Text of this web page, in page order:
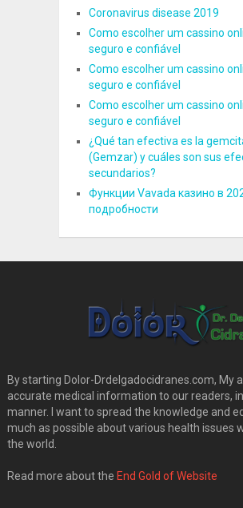
Coronavirus disease 2019
Como escolher um cassino
seguro e confiável
Como escolher um cassino
seguro e confiável
Como escolher um cassino
seguro e confiável
¿Qué tan efectiva es la
(Gemzar) y cuáles son sus
secundarios?
Функции Vavada казино в
подробности
By starting Dolor-Drdelgadocidranes.com, My
accurate medical information to our readers,
manner. I want to spread the knowledge and
much as possible about various health issues
the world.
Read more about the End Gold of Website